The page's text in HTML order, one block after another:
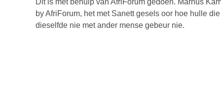
by AfriForum, het met Sanett gesels oor hoe hulle
dieselfde nie met ander mense gebeur nie.